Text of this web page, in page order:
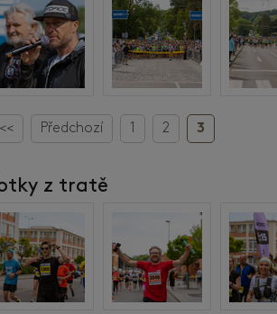
<< Předchozí 1 2 3
z tratě